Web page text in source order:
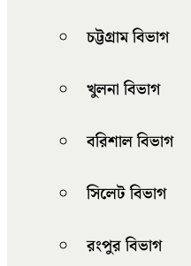
চট্টগ্রাম বিভাগ
খুলনা বিভাগ
বরিশাল বিভাগ
সিলেট বিভাগ
রংপুর বিভাগ